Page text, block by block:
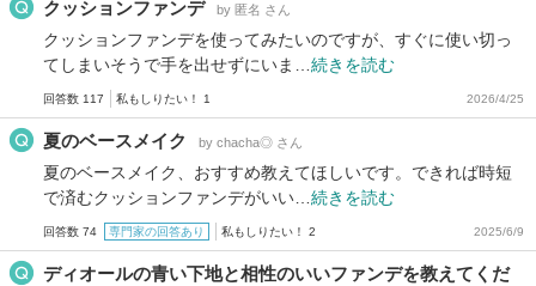
クッションファンデ by 匿名 さん
クッションファンデを使ってみたいのですが、すぐに使い切っ
てしまいそうで手を出せずにいま… 続きを読む
回答数 117 私もしりたい！ 1 2026/4/25
夏のベースメイク by chacha◎ さん
夏のベースメイク、おすすめ教えてほしいです。できれば時短
で済むクッションファンデがいい… 続きを読む
回答数 74 専門家の回答あり 私もしりたい！ 2 2025/6/9
ディオールの青い下地と相性のいいファンデを教えてくだ